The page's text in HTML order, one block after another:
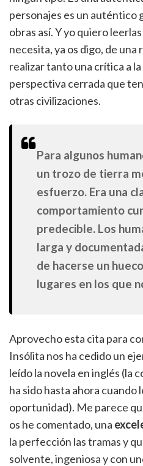
personajes es un auténtico
obras así. Y yo quiero
necesita, ya os digo, de
realizar tanto una crítica a
perspectiva cerrada que
otras civilizaciones.
Para algunos
un trozo de tierra
esfuerzo. Era una
comportamiento
predecible. Los
larga y
de hacerse un
lugares en los que
Aprovecho esta cita para
Insólita nos ha cedido un
leído la novela en inglés (la
ha sido hasta ahora cuando
oportunidad). Me parece
os he comentado, una
la perfección las tramas y
solvente, ingeniosa y con